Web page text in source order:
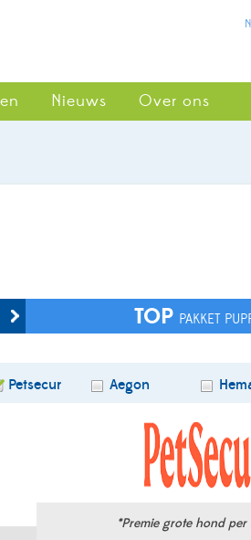
Nieuws Over ons
TOP PAKKET
Petsecur Aegon
*Premie grote hond